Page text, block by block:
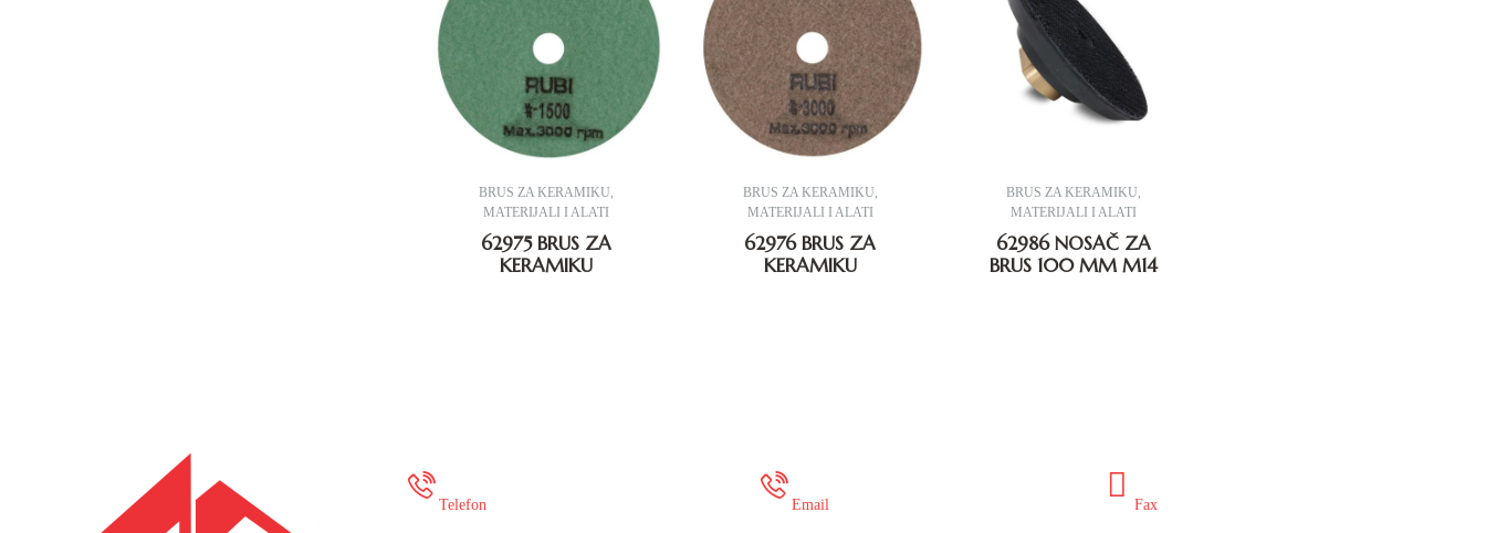
BRUS ZA KERAMIKU,
MATERIJALI I ALATI
62975 BRUS ZA
KERAMIKU
BRUS ZA KERAMIKU,
MATERIJALI I ALATI
62976 BRUS ZA
KERAMIKU
BRUS ZA KERAMIKU,
MATERIJALI I ALATI
62986 NOSAČ ZA
BRUS 100 MM M14
Telefon Email Fax